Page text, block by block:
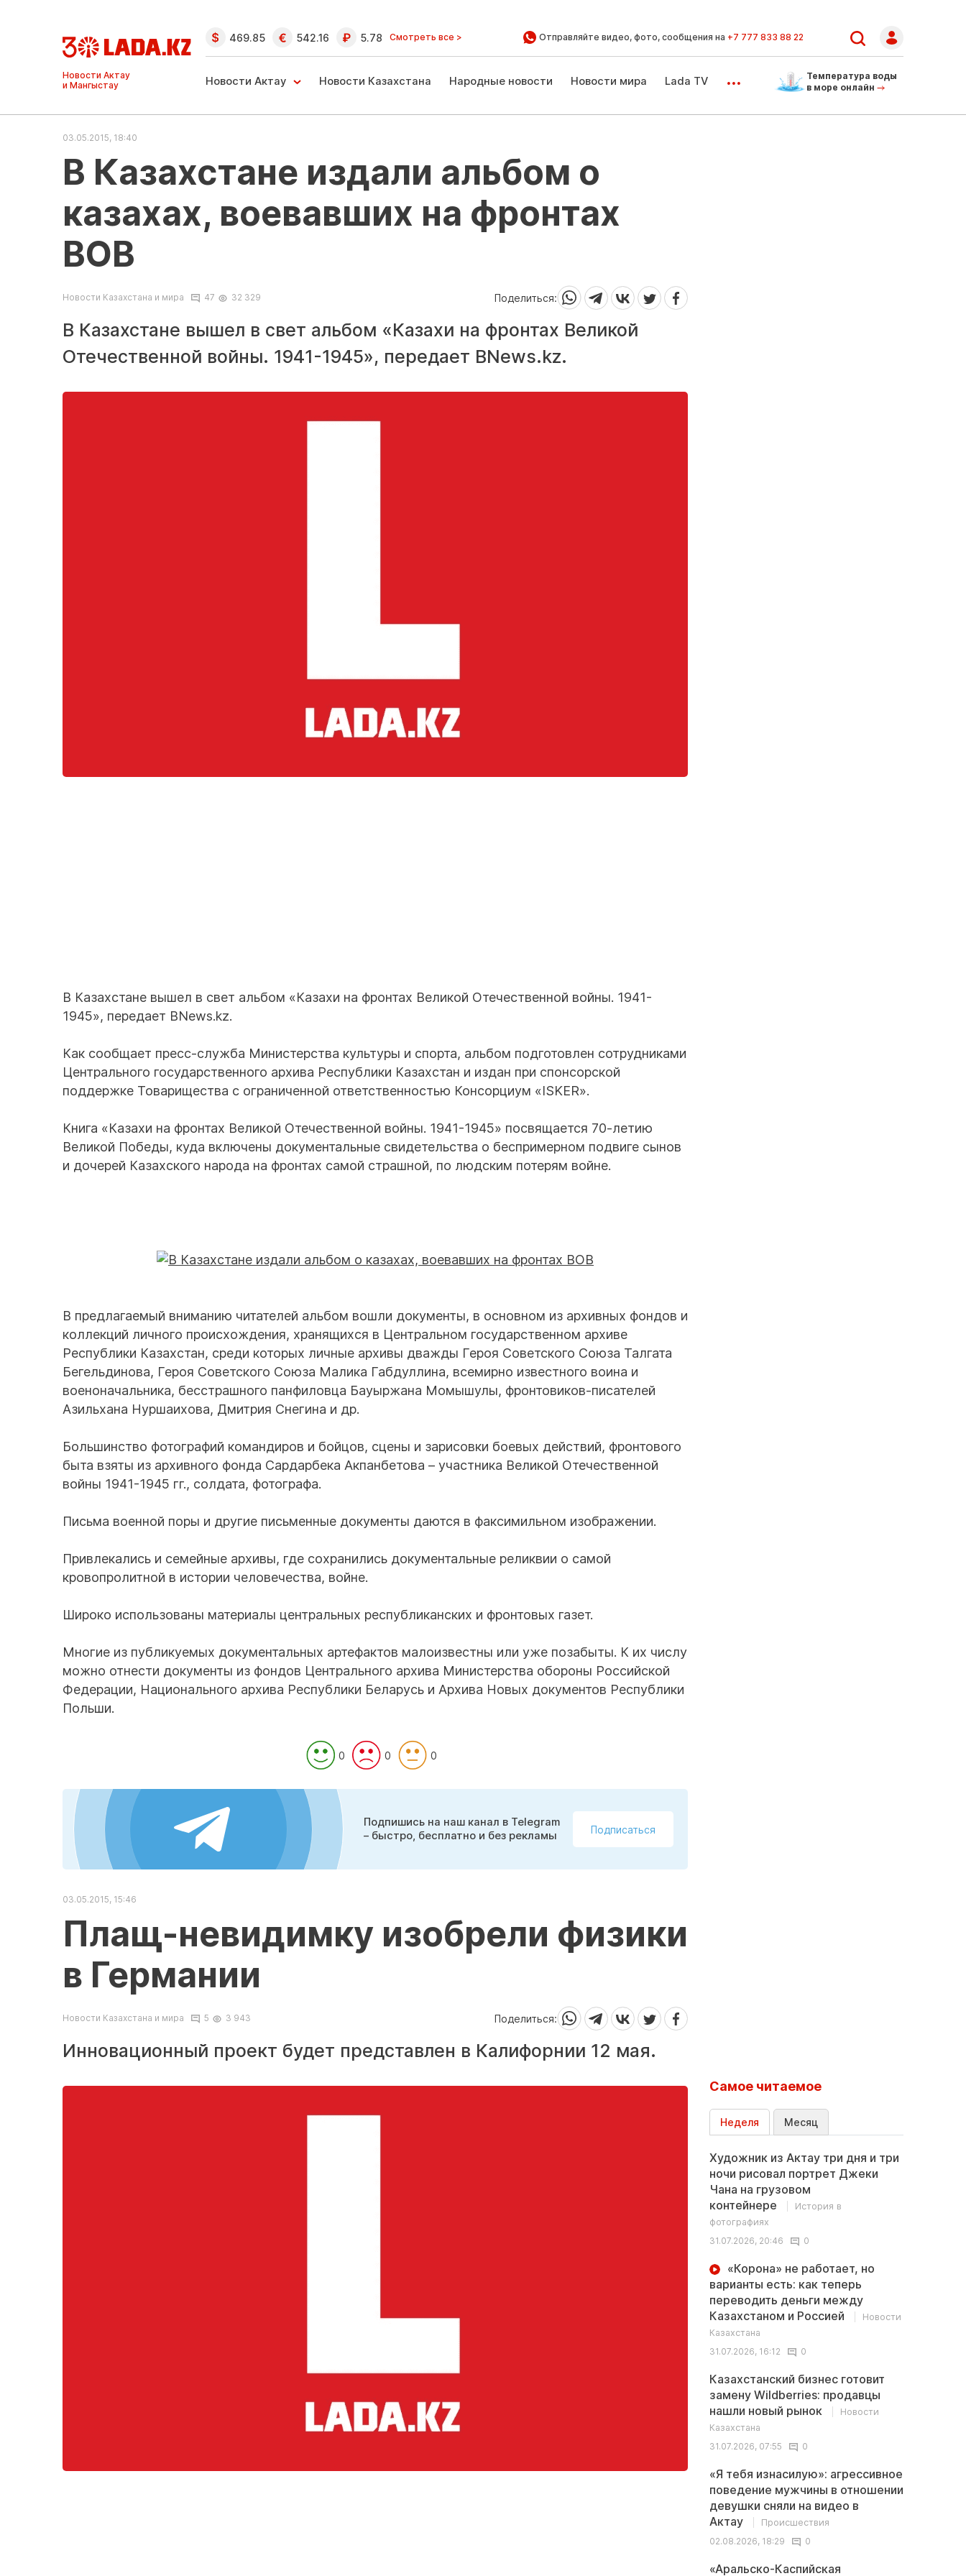
Ақтау және
Манғыстау
жаңалықтары
469.85 542.16 5.78 Смотреть все > Отправляйте видео, фото, сообщения на +7 777 833 88 22
Новости Актау Новости Казахстана Народные новости Новости мира Lada TV ...
Температура воды
в море онлайн
03.05.2015, 18:40
В Казахстане издали альбом о
казахах, воевавших на фронтах
ВОВ
Новости Казахстана и мира 47 32 329 Поделиться:
В Казахстане вышел в свет альбом «Казахи на фронтах Великой
Отечественной войны. 1941-1945», передает BNews.kz.
В Казахстане вышел в свет альбом «Казахи на фронтах Великой Отечественной войны. 1941-
1945», передает BNews.kz.
Как сообщает пресс-служба Министерства культуры и спорта, альбом подготовлен сотрудниками
Центрального государственного архива Республики Казахстан и издан при спонсорской
поддержке Товарищества с ограниченной ответственностью Консорциум «ISKER».
Книга «Казахи на фронтах Великой Отечественной войны. 1941-1945» посвящается 70-летию
Великой Победы, куда включены документальные свидетельства о беспримерном подвиге сынов
и дочерей Казахского народа на фронтах самой страшной, по людским потерям войне.
В предлагаемый вниманию читателей альбом вошли документы, в основном из архивных фондов и
коллекций личного происхождения, хранящихся в Центральном государственном архиве
Республики Казахстан, среди которых личные архивы дважды Героя Советского Союза Талгата
Бегельдинова, Героя Советского Союза Малика Габдуллина, всемирно известного воина и
военоначальника, бесстрашного панфиловца Бауыржана Момышулы, фронтовиков-писателей
Азильхана Нуршаихова, Дмитрия Снегина и др.
Большинство фотографий командиров и бойцов, сцены и зарисовки боевых действий, фронтового
быта взяты из архивного фонда Сардарбека Акпанбетова – участника Великой Отечественной
войны 1941-1945 гг., солдата, фотографа.
Письма военной поры и другие письменные документы даются в факсимильном изображении.
Привлекались и семейные архивы, где сохранились документальные реликвии о самой
кровопролитной в истории человечества, войне.
Широко использованы материалы центральных республиканских и фронтовых газет.
Многие из публикуемых документальных артефактов малоизвестны или уже позабыты. К их числу
можно отнести документы из фондов Центрального архива Министерства обороны Российской
Федерации, Национального архива Республики Беларусь и Архива Новых документов Республики
Польши.
0 0 0
Подпишись на наш канал в Telegram
– быстро, бесплатно и без рекламы
Подписаться
03.05.2015, 15:46
Плащ-невидимку изобрели физики
в Германии
Новости Казахстана и мира 5 3 943 Поделиться:
Инновационный проект будет представлен в Калифорнии 12 мая.
Самое читаемое
Неделя Месяц
Художник из Актау три дня и три
ночи рисовал портрет Джеки
Чана на грузовом
контейнере
История в
фотографиях
31.07.2026, 20:46
0
«Корона» не работает, но
варианты есть: как теперь
переводить деньги между
Казахстаном и Россией
Новости
Казахстана
31.07.2026, 16:12
0
Казахстанский бизнес готовит
замену Wildberries: продавцы
нашли новый рынок
Новости
Казахстана
31.07.2026, 07:55
0
«Я тебя изнасилую»: агрессивное
поведение мужчины в отношении
девушки сняли на видео в
Актау
Происшествия
02.08.2026, 18:29
0
«Аральско-Каспийская